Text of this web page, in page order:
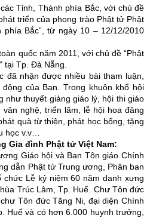
Tỉnh, Thành phía Bắc, với chủ đề
triển của phong trào Phật tử Phật
Bắc”, từ ngày 10 – 12/12/2010
quốc năm 2011, với chủ đề “Phật
tại Tp. Đà Nẵng.
đã nhận được nhiều bài tham luận,
của Ban. Trong khuôn khổ hội
như thuyết giảng giáo lý, hội thi giáo
nghệ, triển lãm, lễ hội hoa đăng
quà từ thiện, phát học bổng, tặng
học v.v…
Gia đình Phật tử Việt Nam:
Giáo hội và Ban Tôn giáo Chính
dẫn Phật tử Trung ương, Phân ban
Lễ kỷ niệm 60 năm danh xưng
Trúc Lâm, Tp. Huế. Chư Tôn đức
Tôn đức Tăng Ni, đại diện Chính
Huế và có hơn 6.000 huynh trưởng,